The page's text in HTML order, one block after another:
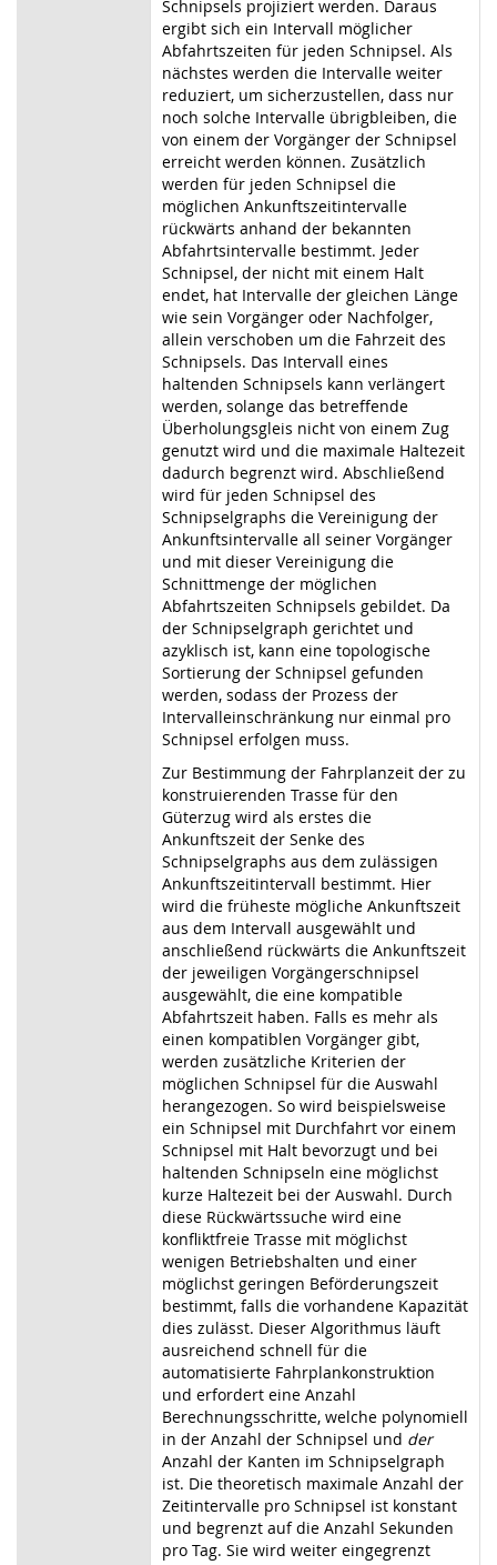
Schnipsels projiziert werden. Daraus
ergibt sich ein Intervall möglicher
Abfahrtszeiten für jeden Schnipsel. Als
nächstes werden die Intervalle weiter
reduziert, um sicherzustellen, dass nur
noch solche Intervalle übrigbleiben, die
von einem der Vorgänger der Schnipsel
erreicht werden können. Zusätzlich
werden für jeden Schnipsel die
möglichen Ankunftszeitintervalle
rückwärts anhand der bekannten
Abfahrtsintervalle bestimmt. Jeder
Schnipsel, der nicht mit einem Halt
endet, hat Intervalle der gleichen Länge
wie sein Vorgänger oder Nachfolger,
allein verschoben um die Fahrzeit des
Schnipsels. Das Intervall eines
haltenden Schnipsels kann verlängert
werden, solange das betreffende
Überholungsgleis nicht von einem Zug
genutzt wird und die maximale Haltezeit
dadurch begrenzt wird. Abschließend
wird für jeden Schnipsel des
Schnipselgraphs die Vereinigung der
Ankunftsintervalle all seiner Vorgänger
und mit dieser Vereinigung die
Schnittmenge der möglichen
Abfahrtszeiten Schnipsels gebildet. Da
der Schnipselgraph gerichtet und
azyklisch ist, kann eine topologische
Sortierung der Schnipsel gefunden
werden, sodass der Prozess der
Intervalleinschränkung nur einmal pro
Schnipsel erfolgen muss.
Zur Bestimmung der Fahrplanzeit der zu
konstruierenden Trasse für den
Güterzug wird als erstes die
Ankunftszeit der Senke des
Schnipselgraphs aus dem zulässigen
Ankunftszeitintervall bestimmt. Hier
wird die früheste mögliche Ankunftszeit
aus dem Intervall ausgewählt und
anschließend rückwärts die Ankunftszeit
der jeweiligen Vorgängerschnipsel
ausgewählt, die eine kompatible
Abfahrtszeit haben. Falls es mehr als
einen kompatiblen Vorgänger gibt,
werden zusätzliche Kriterien der
möglichen Schnipsel für die Auswahl
herangezogen. So wird beispielsweise
ein Schnipsel mit Durchfahrt vor einem
Schnipsel mit Halt bevorzugt und bei
haltenden Schnipseln eine möglichst
kurze Haltezeit bei der Auswahl. Durch
diese Rückwärtssuche wird eine
konfliktfreie Trasse mit möglichst
wenigen Betriebshalten und einer
möglichst geringen Beförderungszeit
bestimmt, falls die vorhandene Kapazität
dies zulässt. Dieser Algorithmus läuft
ausreichend schnell für die
automatisierte Fahrplankonstruktion
und erfordert eine Anzahl
Berechnungsschritte, welche polynomiell
in der Anzahl der Schnipsel und der
Anzahl der Kanten im Schnipselgraph
ist. Die theoretisch maximale Anzahl der
Zeitintervalle pro Schnipsel ist konstant
und begrenzt auf die Anzahl Sekunden
pro Tag. Sie wird weiter eingegrenzt